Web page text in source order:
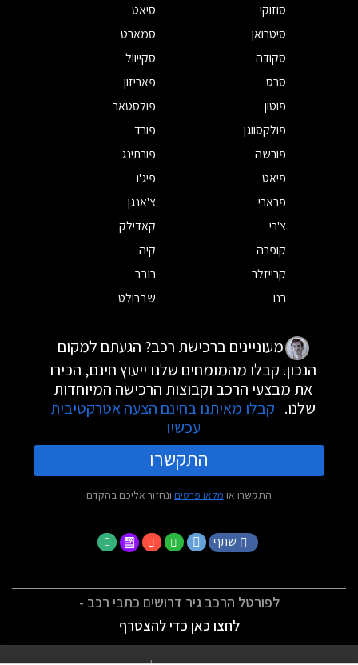
סוזוקי
סיאט
סיטרואן
סמארט
סקודה
סקייוול
סרס
פאריזון
פוטון
פולסטאר
פולקסווגן
פורד
פורשה
פורתינג
פיאט
פיג'ו
פרארי
צ'אנגן
צ'רי
קאדילק
קופרה
קיה
קרייזלר
רובר
רנו
שברולט
מעוניינים ברכישת רכב? הגעתם למקום
הנכון. קבלו מהמומחים שלנו ייעוץ חינם, הכירו
את מבצעי הרכב וקבוצות הרכישה המיוחדות
שלנו. קבלו מאיתנו בחינם הצעה אטרקטיבית
עכשיו
התקשרו
התקשרו או מלאו פרטים ונחזור אליכם בהקדם
שתף
לפורטל הרכב גיר דרושים כתבי רכב -
לחצו כאן כדי להצטרף